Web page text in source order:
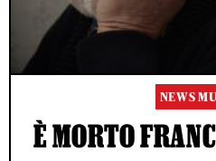
NEWS
È MORTO